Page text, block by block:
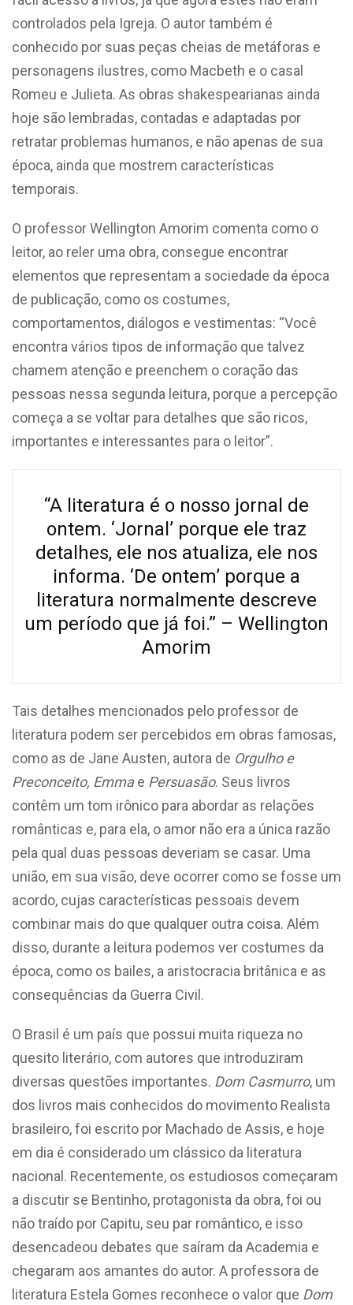
controlados pela Igreja. O autor também é
conhecido por suas peças cheias de metáforas e
personagens ilustres, como Macbeth e o casal
Romeu e Julieta. As obras shakespearianas ainda
hoje são lembradas, contadas e adaptadas por
retratar problemas humanos, e não apenas de sua
época, ainda que mostrem características
temporais.
O professor Wellington Amorim comenta como o
leitor, ao reler uma obra, consegue encontrar
elementos que representam a sociedade da época
de publicação, como os costumes,
comportamentos, diálogos e vestimentas: “Você
encontra vários tipos de informação que talvez
chamem atenção e preenchem o coração das
pessoas nessa segunda leitura, porque a percepção
começa a se voltar para detalhes que são ricos,
importantes e interessantes para o leitor”.
“A literatura é o nosso jornal de
ontem. ‘Jornal’ porque ele traz
detalhes, ele nos atualiza, ele nos
informa. ‘De ontem’ porque a
literatura normalmente descreve
um período que já foi.” – Wellington
Amorim
Tais detalhes mencionados pelo professor de
literatura podem ser percebidos em obras famosas,
como as de Jane Austen, autora de Orgulho e
Preconceito, Emmae Persuasão. Seus livros
contêm um tom irônico para abordar as relações
românticas e, para ela, o amor não era a única razão
pela qual duas pessoas deveriam se casar. Uma
união, em sua visão, deve ocorrer como se fosse um
acordo, cujas características pessoais devem
combinar mais do que qualquer outra coisa. Além
disso, durante a leitura podemos ver costumes da
época, como os bailes, a aristocracia britânica e as
consequências da Guerra Civil.
O Brasil é um país que possui muita riqueza no
quesito literário, com autores que introduziram
diversas questões importantes. Dom Casmurro, um
dos livros mais conhecidos do movimento Realista
brasileiro, foi escrito por Machado de Assis, e hoje
em dia é considerado um clássico da literatura
nacional. Recentemente, os estudiosos começaram
a discutir se Bentinho, protagonista da obra, foi ou
não traído por Capitu, seu par romântico, e isso
desencadeou debates que saíram da Academia e
chegaram aos amantes do autor. A professora de
literatura Estela Gomes reconhece o valor que Dom